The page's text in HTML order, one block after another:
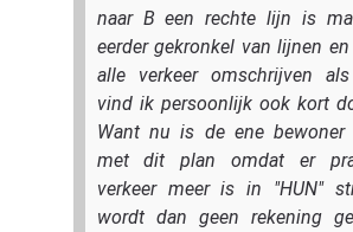
naar B een rechte lijn is
eerder gekronkel van lijnen
alle verkeer omschrijven
vind ik persoonlijk ook kort
Want nu is de ene bewoner
met dit plan omdat er
verkeer meer is in "HUN"
wordt dan geen rekening